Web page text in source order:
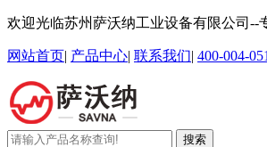
欢迎光临苏州萨沃纳工业设备有限公司
网站首页| 产品中心| 联系我们| 400-004-
搜索